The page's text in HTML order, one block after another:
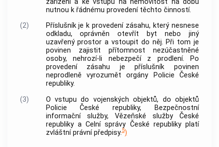
zařízení a ke vstupu na nemovitost na dobu
nutnou k řádnému provedení těchto činností.
(2)
Příslušník je k provedení zásahu, který nesnese
odkladu, oprávněn otevřít byt nebo jiný
uzavřený prostor a vstoupit do něj. Při tom je
povinen zajistit přítomnost nezúčastněné
osoby, nehrozí-li nebezpečí z prodlení. Po
provedení zásahu je příslušník povinen
neprodleně vyrozumět orgány
Policie České
republiky.
(3)
O vstupu do vojenských objektů, do objektů
Policie České republiky, Bezpečnostní
informační služby, Vězeňské služby České
republiky a Celní správy České republiky platí
zvláštní právní předpisy.5)